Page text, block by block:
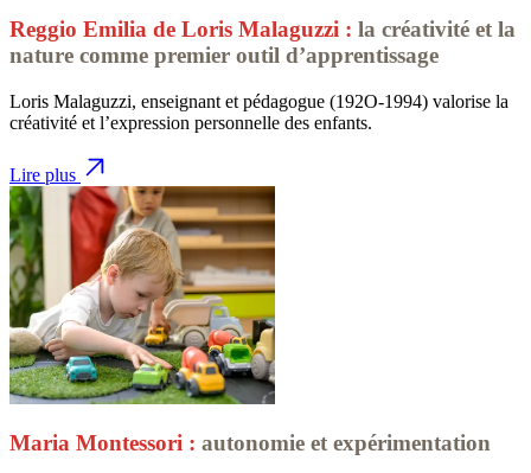
Reggio Emilia de Loris Malaguzzi : la créativité et la
nature comme premier outil d’apprentissage
Loris Malaguzzi, enseignant et pédagogue (192O-1994) valorise la
créativité et l’expression personnelle des enfants.
Lire plus
Maria Montessori : autonomie et expérimentation